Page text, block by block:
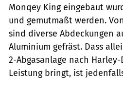
Monqey King eingebaut
und gemutmaßt werden.
sind diverse Abdeckungen
Aluminium gefräst. Dass
2-Abgasanlage nach
Leistung bringt, ist